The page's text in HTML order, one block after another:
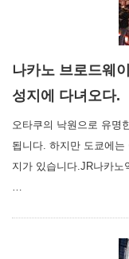
나카노 브로드웨
성지에 다녀오다.
오타쿠의 낙원으로 유명
됩니다. 하지만 도쿄에
지가 있습니다.JR나카
…